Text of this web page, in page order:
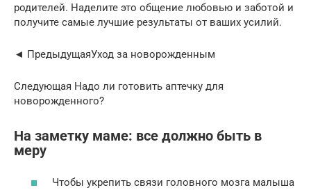
родителей. Наделите это общение любовью и заботой и
получите самые лучшие результаты от ваших усилий.
◄ ПредыдущаяУход за новорожденным
Следующая Надо ли готовить аптечку для
новорожденного?
На заметку маме: все должно быть в
меру
Чтобы укрепить связи головного мозга малыша